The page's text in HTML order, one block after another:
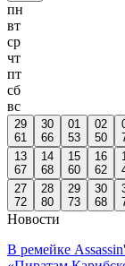
пн
вт
ср
чт
пт
сб
вс
29
61
30
66
01
53
02
50
13
67
14
68
15
60
16
62
27
72
28
80
29
73
30
68
Новости
В ремейке